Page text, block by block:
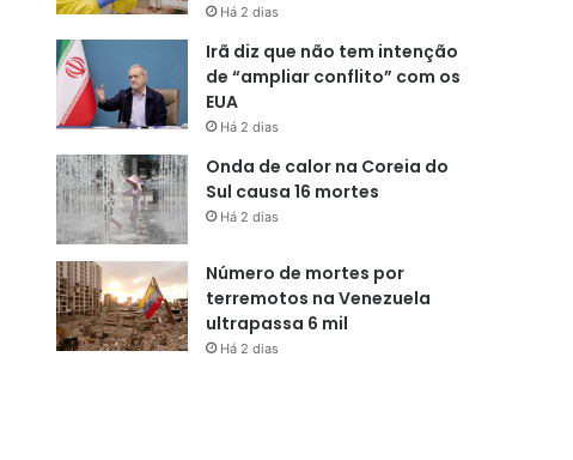
Há 2 dias
Irã diz que não tem intenção
de “ampliar conflito” com os
EUA
Há 2 dias
Onda de calor na Coreia do
Sul causa 16 mortes
Há 2 dias
Número de mortes por
terremotos na Venezuela
ultrapassa 6 mil
Há 2 dias